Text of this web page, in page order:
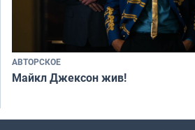
АВТОРСКОЕ
Майкл Джексон жив!